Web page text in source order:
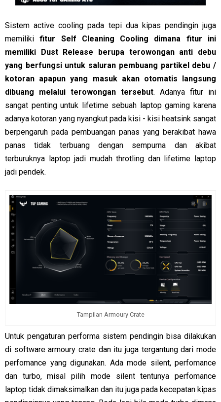
Sistem active cooling pada tepi dua kipas pendingin juga
memilikifitur Self Cleaning Cooling dimana fitur ini
memiliki Dust Release berupa terowongan anti debu
yang berfungsi untuk saluran pembuang partikel debu /
kotoran apapun yang masuk akan otomatis langsung
dibuang melalui terowongan tersebut. Adanya fitur ini
sangat penting untuk lifetime sebuah laptop gaming karena
adanya kotoran yang nyangkut pada kisi - kisi heatsink sangat
berpengaruh pada pembuangan panas yang berakibat hawa
panas tidak terbuang dengan sempurna dan akibat
terburuknya laptop jadi mudah throtling dan lifetime laptop
jadi pendek.
Tampilan Armoury Crate
Untuk pengaturan performa sistem pendingin bisa dilakukan
di software armoury crate dan itu juga tergantung dari mode
perfomance yang digunakan. Ada mode silent, perfomance
dan turbo, misal pilih mode silent tentunya perfomance
laptop tidak dimaksimalkan dan itu juga pada kecepatan kipas